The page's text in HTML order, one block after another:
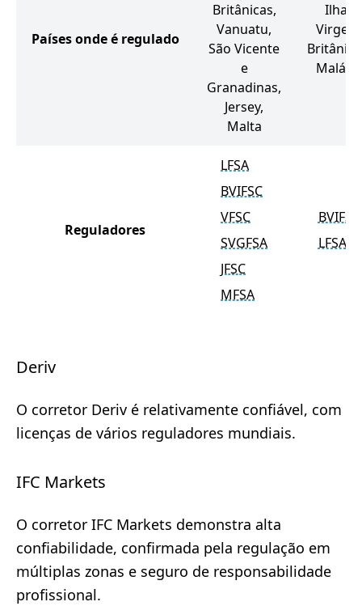
Países onde é regulado
Britânicas,
Vanuatu,
São Vicente
e
Granadinas,
Jersey,
Malta
Ilhas
Virgens
Malásia
Reguladores
LFSA
BVIFSC
VFSC
SVGFSA
JFSC
MFSA
BVIFSC
LFSA
Deriv
O corretor Deriv é relativamente confiável, com
licenças de vários reguladores mundiais.
IFC Markets
O corretor IFC Markets demonstra alta
confiabilidade, confirmada pela regulação em
múltiplas zonas e seguro de responsabilidade
profissional.